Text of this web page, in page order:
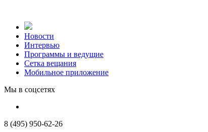
Новости
Интервью
Программы и ведущие
Сетка вещания
Мобильное приложение
Мы в соцсетях
8 (495) 950-62-26